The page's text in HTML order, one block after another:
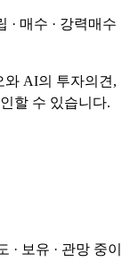
· 매수 · 강력매수
와 AI의 투자의견,
할 수 있습니다.
· 보유 · 관망 중이